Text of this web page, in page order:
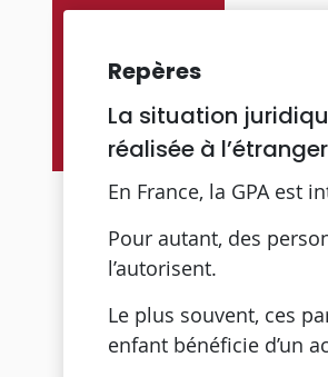
Repères
La situation
réalisée à l’étranger
En France, la GPA est
Pour autant, des
l’autorisent.
Le plus souvent, ces
enfant bénéficie d’un